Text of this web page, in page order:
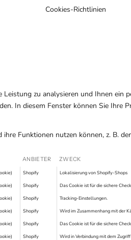
Cookies-Richtlinien
zu analysieren und Ihnen ein
In diesem Fenster können Sie Ihre
Funktionen nutzen können, z. B.
ANBIETER ZWECK
Shopify Lokalisierung von Shopify-Shops
Shopify Das Cookie ist für die sichere
Shopify Tracking-Einstellungen.
Shopify Wird im Zusammenhang mit der
Shopify Das Cookie ist für die sichere
Shopify Wird in Verbindung mit dem